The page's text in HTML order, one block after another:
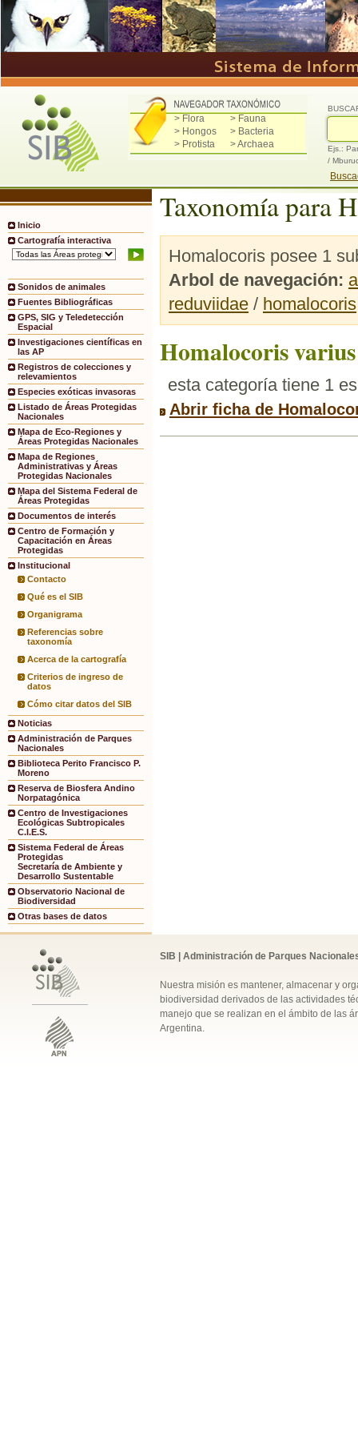
> Flora
> Fauna
> Hongos
> Bacteria
> Protista
> Archaea
Ejs.:
/
Inicio
Cartografía interactiva
Sonidos de animales
Fuentes Bibliográficas
GPS, SIG y Teledetección
Espacial
Investigaciones científicas en
las AP
Registros de colecciones y
relevamientos
Especies exóticas invasoras
Listado de Áreas Protegidas
Nacionales
Mapa de Eco-Regiones y
Áreas Protegidas Nacionales
Mapa de Regiones
Administrativas y Áreas
Protegidas Nacionales
Mapa del Sistema Federal de
Áreas Protegidas
Documentos de interés
Centro de Formación y
Capacitación en Áreas
Protegidas
Institucional
Contacto
Qué es el SIB
Organigrama
Referencias sobre
taxonomía
Acerca de la cartografía
Criterios de ingreso de
datos
Cómo citar datos del SIB
Noticias
Administración de Parques
Nacionales
Biblioteca Perito Francisco P.
Moreno
Reserva de Biosfera Andino
Norpatagónica
Centro de Investigaciones
Ecológicas Subtropicales
C.I.E.S.
Sistema Federal de Áreas
Protegidas
Secretaría de Ambiente y
Desarrollo Sustentable
Observatorio Nacional de
Biodiversidad
Otras bases de datos
Taxonomía para
Homalocoris posee 1
Arbol de navegación:
reduviidae / homalocoris
Homalocoris varius
esta categoría tiene 1
Abrir ficha de
SIB | Administración de Parques
Nuestra misión es mantener, almacenar y
biodiversidad derivados de las actividades
manejo que se realizan en el ámbito de las
Argentina.